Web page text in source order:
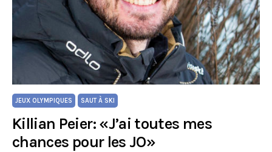
JEUX OLYMPIQUES SAUT À SKI
Killian Peier: «J’ai toutes mes
chances pour les JO»